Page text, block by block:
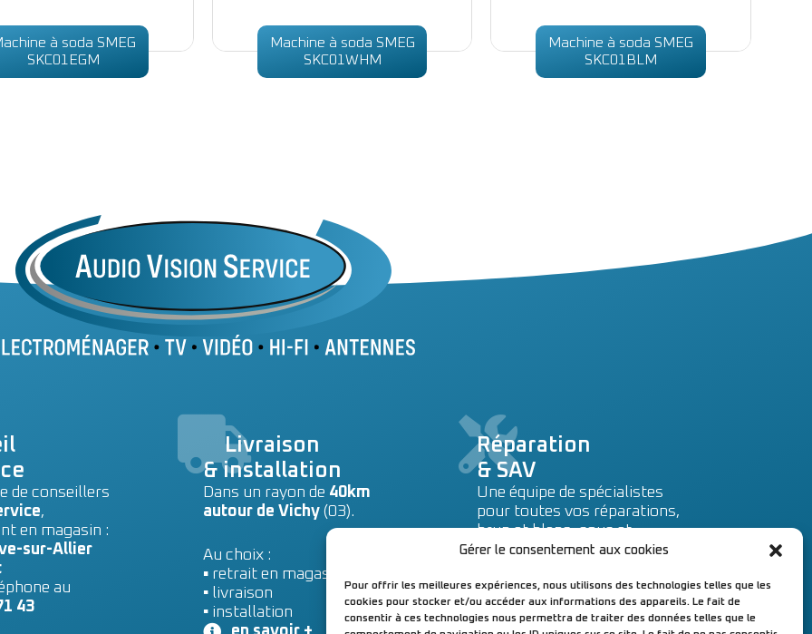
Gérer le consentement aux cookies
Pour offrir les meilleures expériences, nous utilisons des technologies telles que les
cookies pour stocker et/ou accéder aux informations des appareils. Le fait de
consentir à ces technologies nous permettra de traiter des données telles que le
à soda SMEG
SKC01EGM
Machine à soda SMEG
SKC01WHM
Machine à soda SMEG
SKC01BLM
de conseillers
,
en magasin :
sur-Allier
au
43
Livraison
& installation
Dans un rayon de 40km
autour de Vichy (03).
Au choix :
▪ retrait en magasin
▪ livraison
▪ installation
Réparation
& SAV
Une équipe de spécialistes
pour toutes vos réparations,
brun et blanc, sous et
hors garantie.
Prise en charge dans notre
atelier, à Cusset (03).